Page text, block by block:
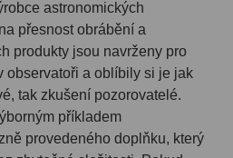
astronomických
přesnost obrábění a
produkty jsou navrženy pro
observatoři a oblíbily si je jak
tak zkušení pozorovatelé.
příkladem
provedeného doplňku, který